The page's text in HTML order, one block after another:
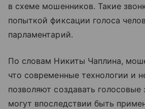
в схеме мошенников. Такие
попыткой фиксации голоса
парламентарий.
По словам Никиты Чаплина,
что современные технологии и
позволяют создавать
могут впоследствии быть